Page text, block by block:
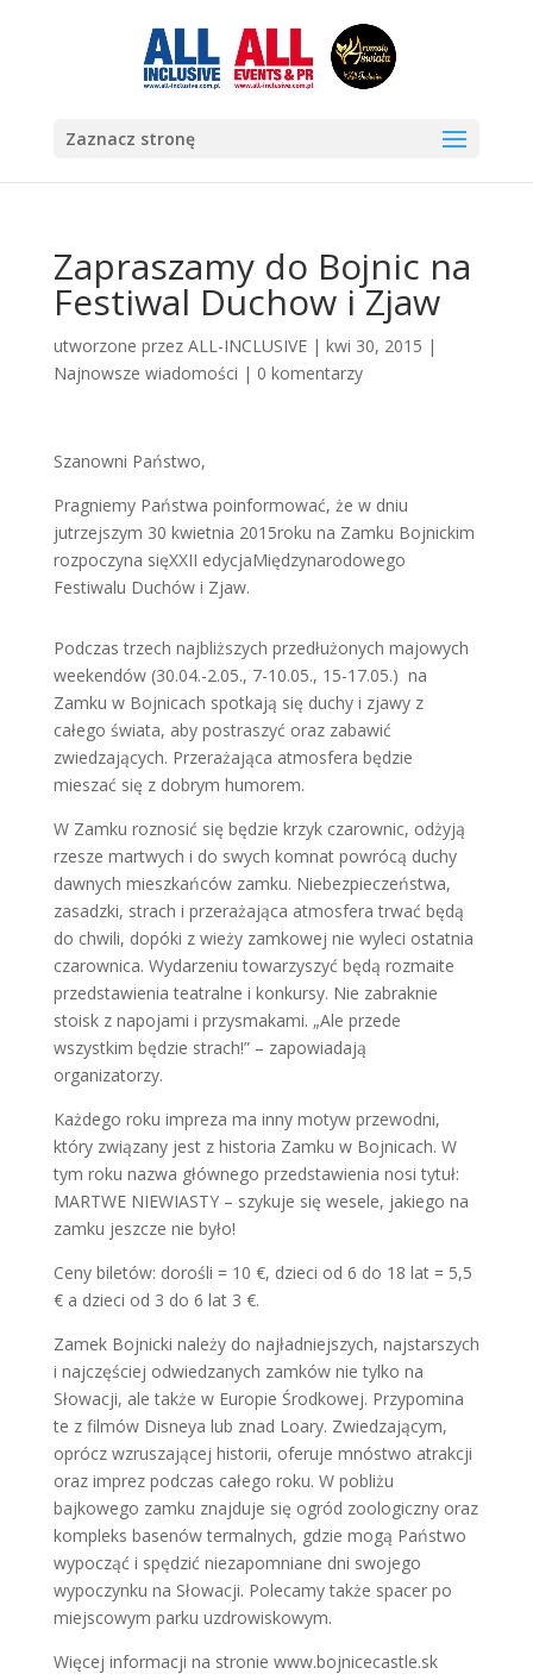
Zaznacz stronę
Zapraszamy do Bojnic na
Festiwal Duchow i Zjaw
utworzone przez ALL-INCLUSIVE| kwi 30, 2015 |
Najnowsze wiadomości | 0 komentarzy
Szanowni Państwo,
Pragniemy Państwa poinformować, że w dniu
jutrzejszym 30 kwietnia 2015roku na Zamku Bojnickim
rozpoczyna sięXXII edycjaMiędzynarodowego
Festiwalu Duchów i Zjaw.
Podczas trzech najbliższych przedłużonych majowych
weekendów (30.04.-2.05., 7-10.05., 15-17.05.) na
Zamku w Bojnicach spotkają się duchy i zjawy z
całego świata, aby postraszyć oraz zabawić
zwiedzających. Przerażająca atmosfera będzie
mieszać się z dobrym humorem.
W Zamku roznosić się będzie krzyk czarownic, odżyją
rzesze martwych i do swych komnat powrócą duchy
dawnych mieszkańców zamku. Niebezpieczeństwa,
zasadzki, strach i przerażająca atmosfera trwać będą
do chwili, dopóki z wieży zamkowej nie wyleci ostatnia
czarownica. Wydarzeniu towarzyszyć będą rozmaite
przedstawienia teatralne i konkursy. Nie zabraknie
stoisk z napojami i przysmakami. „Ale przede
wszystkim będzie strach!” – zapowiadają
organizatorzy.
Każdego roku impreza ma inny motyw przewodni,
który związany jest z historia Zamku w Bojnicach. W
tym roku nazwa głównego przedstawienia nosi tytuł:
MARTWE NIEWIASTY – szykuje się wesele, jakiego na
zamku jeszcze nie było!
Ceny biletów: dorośli = 10 €, dzieci od 6 do 18 lat = 5,5
€ a dzieci od 3 do 6 lat 3 €.
Zamek Bojnicki należy do najładniejszych, najstarszych
i najczęściej odwiedzanych zamków nie tylko na
Słowacji, ale także w Europie Środkowej. Przypomina
te z filmów Disneya lub znad Loary. Zwiedzającym,
oprócz wzruszającej historii, oferuje mnóstwo atrakcji
oraz imprez podczas całego roku. W pobliżu
bajkowego zamku znajduje się ogród zoologiczny oraz
kompleks basenów termalnych, gdzie mogą Państwo
wypocząć i spędzić niezapomniane dni swojego
wypoczynku na Słowacji. Polecamy także spacer po
miejscowym parku uzdrowiskowym.
Więcej informacji na stronie www.bojnicecastle.sk